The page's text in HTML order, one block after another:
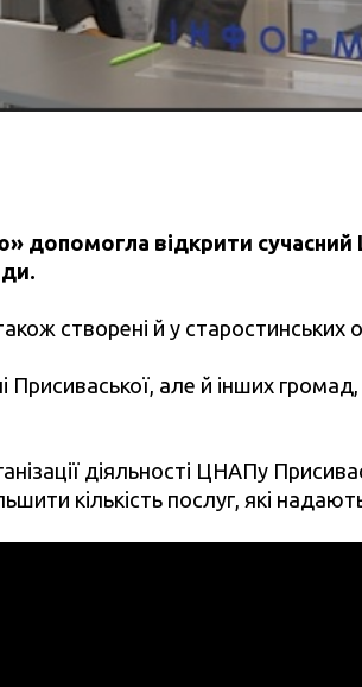
допомогла відкрити сучасний
створені й у старостинських
але й інших
діяльності ЦНАПу
кількість послуг, які